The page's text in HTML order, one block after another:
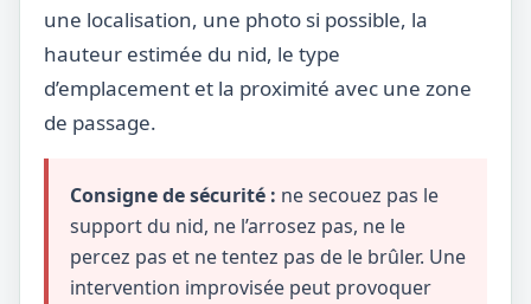
une localisation, une photo si possible, la
hauteur estimée du nid, le type
d’emplacement et la proximité avec une zone
de passage.
Consigne de sécurité : ne secouez pas le
support du nid, ne l’arrosez pas, ne le
percez pas et ne tentez pas de le brûler. Une
intervention improvisée peut provoquer